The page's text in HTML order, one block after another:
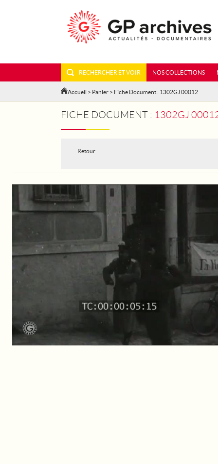
RECHERCHER ET VOIR NOS COLLECTIONS
Accueil > Panier > Fiche Document : 1302GJ 00012
FICHE DOCUMENT : 1302GJ 00012 -
Retour